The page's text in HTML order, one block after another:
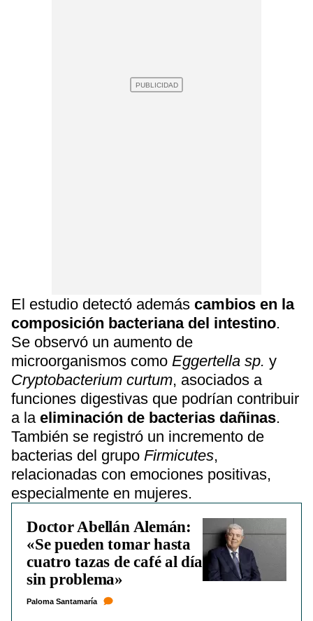
El estudio detectó además cambios en la
composición bacteriana del intestino.
Se observó un aumento de
microorganismos como Eggertella sp. y
Cryptobacterium curtum, asociados a
funciones digestivas que podrían contribuir
a la eliminación de bacterias dañinas.
También se registró un incremento de
bacterias del grupo Firmicutes,
relacionadas con emociones positivas,
especialmente en mujeres.
Doctor Abellán Alemán:
«Se pueden tomar hasta
cuatro tazas de café al día
sin problema»
Paloma Santamaría